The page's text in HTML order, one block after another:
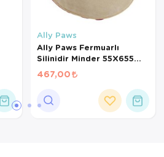
Ally Paws
Ally Paws Fermuarlı
Silinidir Minder 55X655
Cm
467,00